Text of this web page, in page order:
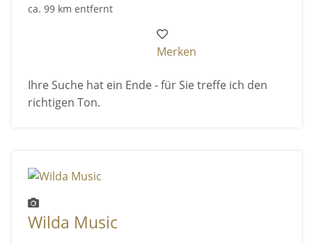
ca. 99 km entfernt
Merken
Ihre Suche hat ein Ende - für Sie treffe ich den
richtigen Ton.
Wilda Music